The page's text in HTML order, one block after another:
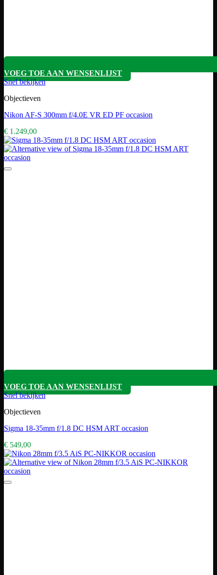
VOEG TOE AAN WENSENLIJST
Snel bekijken
Objectieven
Nikon AF-S 300mm f/4.0E VR ED PF occasion
€ 1.249,00
VOEG TOE AAN WENSENLIJST
Snel bekijken
Objectieven
Sigma 18-35mm f/1.8 DC HSM ART occasion
€ 549,00